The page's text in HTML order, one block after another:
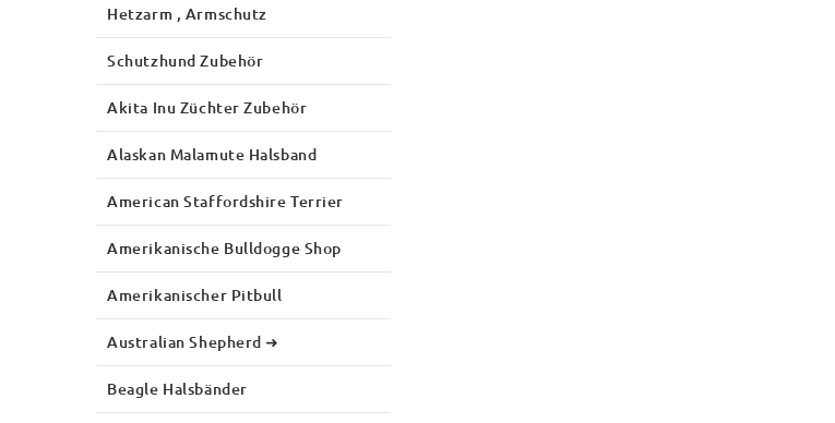
Hetzarm , Armschutz
Schutzhund Zubehör
Akita Inu Züchter Zubehör
Alaskan Malamute Halsband
American Staffordshire Terrier
Amerikanische Bulldogge Shop
Amerikanischer Pitbull
Australian Shepherd ➜
Beagle Halsbänder